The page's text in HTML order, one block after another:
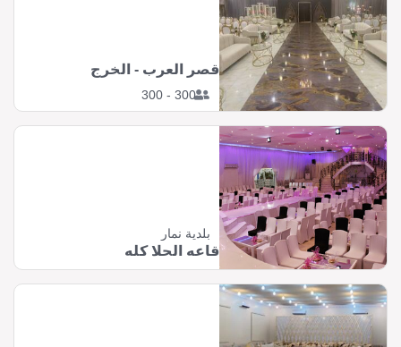
300 - 300
قصر العرب - الخرج
بلدية نمار
قاعه الحلا كله